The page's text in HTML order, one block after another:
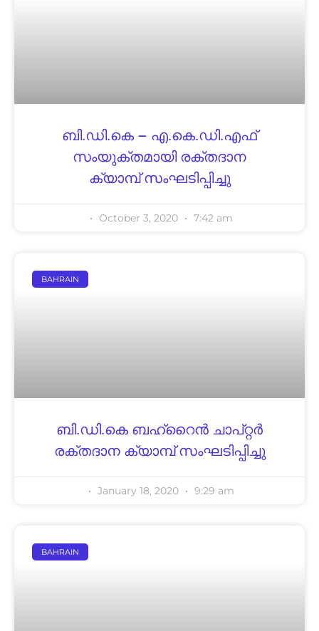
ബി.ഡി.കെ – എ.കെ.ഡി.എഫ്
സംയുക്തമായി രക്തദാന
ക്യാമ്പ് സംഘടിപ്പിച്ചു
October 3, 2020 7:42 am
BAHRAIN
ബി.ഡി.കെ ബഹ്റൈൻ ചാപ്റ്റർ
രക്തദാന ക്യാമ്പ് സംഘടിപ്പിച്ചു
January 18, 2020 9:29 am
BAHRAIN